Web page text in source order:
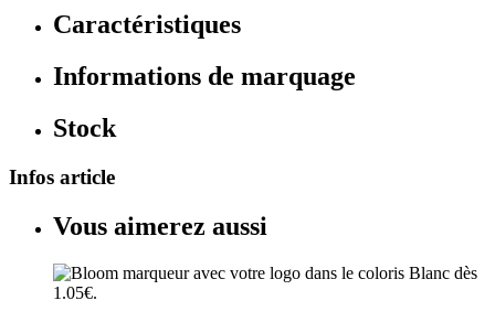
Caractéristiques
Informations de marquage
Stock
Infos article
Vous aimerez aussi